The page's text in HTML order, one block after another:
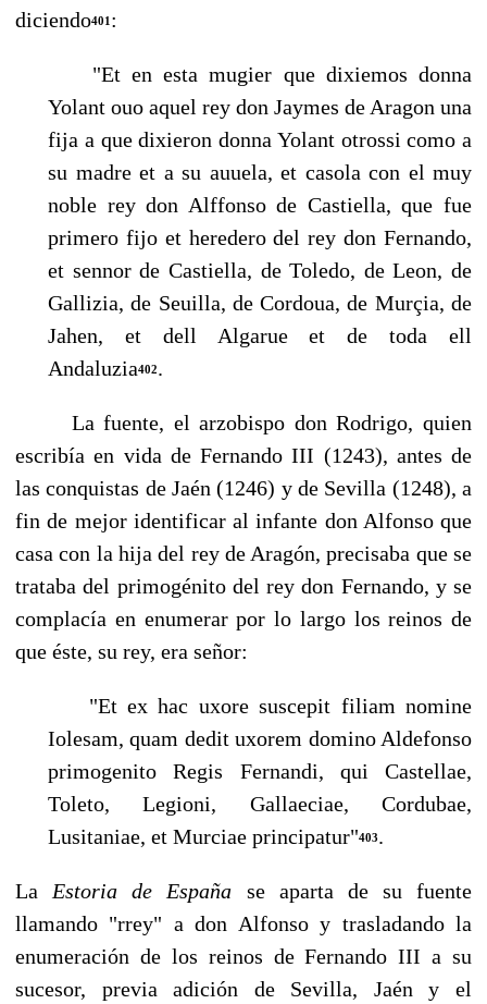
diciendo401 :
"Et en esta mugier que dixiemos donna
Yolant ouo aquel rey don Jaymes de Aragon una
fija a que dixieron donna Yolant otrossi como a
su madre et a su auuela, et casola con el muy
noble rey don Alffonso de Castiella, que fue
pri­mero fijo et heredero del rey don Fernando,
et sennor de Castiella, de Tole­do, de Leon, de
Gallizia, de Seuilla, de Cordoua, de Murçia, de
Jahen, et dell Algarue et de toda ell
Andaluzia402.
La fuente, el arzobispo don Rodrigo, quien
escribía en vida de Fernando III (1243), antes de
las conquistas de Jaén (1246) y de Sevilla (1248), a
fin de mejor identificar al infante don Alfonso que
casa con la hija del rey de Aragón, precisaba que se
trataba del primogénito del rey don Fernando, y se
complacía en enumerar por lo largo los reinos de
que éste, su rey, era señor:
"Et ex hac uxore suscepit filiam nomine
Iolesam, quam dedit uxorem domi­no Aldefonso
primogenito Regis Fernandi, qui Castellae,
Toleto, Legioni, Gallaeciae, Cordubae,
Lusitaniae, et Murciae principatur"403.
La Estoria de España se aparta de su fuente
llamando "rrey" a don Alfonso y trasladando la
enumeración de los reinos de Fernando III a su
sucesor, previa adición de Se­villa, Jaén y el